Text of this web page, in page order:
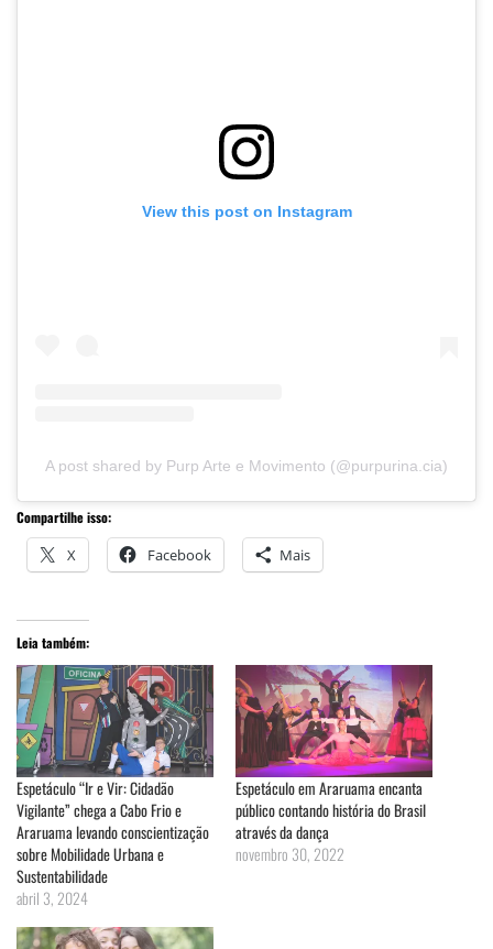
View this post on Instagram
A post shared by Purp Arte e Movimento (@purpurina.cia)
Compartilhe isso:
X Facebook Mais
Leia também:
Espetáculo “Ir e Vir: Cidadão
Vigilante” chega a Cabo Frio e
Araruama levando conscientização
sobre Mobilidade Urbana e
Sustentabilidade
abril 3, 2024
Espetáculo em Araruama encanta
público contando história do Brasil
através da dança
novembro 30, 2022